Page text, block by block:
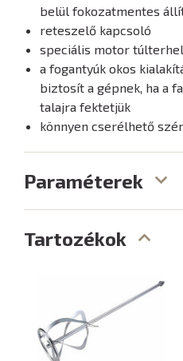
belül fokozatmentes
reteszelő kapcsoló
speciális motor
a fogantyúk okos
biztosít a gépnek, ha a
talajra fektetjük
könnyen cserélhető
Paraméterek
Tartozékok